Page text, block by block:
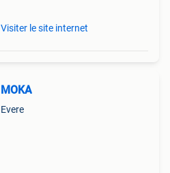
Visiter le site internet
MOKA
Evere